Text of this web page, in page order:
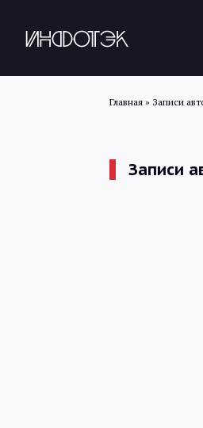
Главная » Записи
Записи